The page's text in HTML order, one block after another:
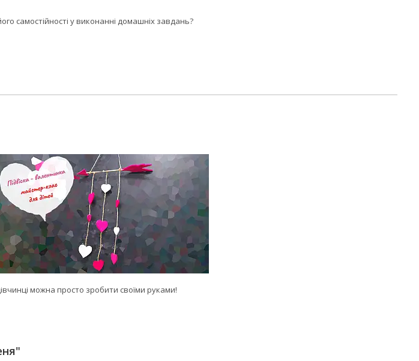
самостійності у виконанні домашніх завдань?
можна просто зробити своїми руками!